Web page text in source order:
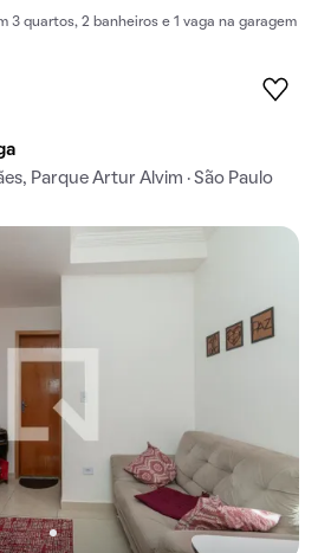
3 quartos, 2 banheiros e 1 vaga na garagem
Parque Artur Alvim · São Paulo